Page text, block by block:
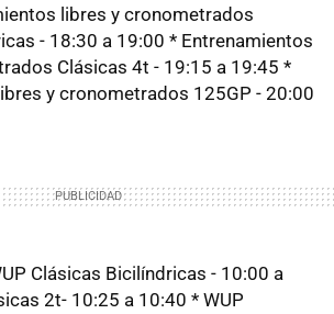
libres y cronometrados
- 18:30 a 19:00 * Entrenamientos
Clásicas 4t - 19:15 a 19:45 *
y cronometrados 125GP - 20:00
Clásicas Bicilíndricas - 10:00 a
2t- 10:25 a 10:40 * WUP